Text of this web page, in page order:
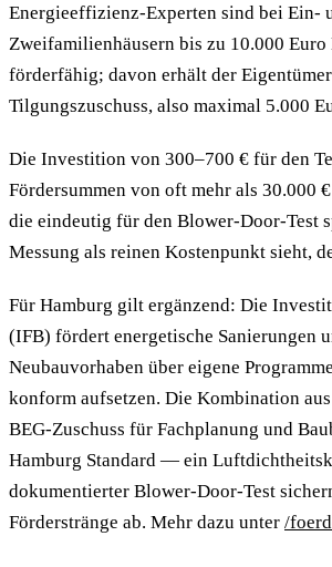
Energieeffizienz-Experten sind bei Ein-
Zweifamilienhäusern bis zu 10.000
förderfähig; davon erhält der
Tilgungszuschuss, also maximal 5.000
Die Investition von 300–700 € für den
Fördersummen von oft mehr als 30.000
die eindeutig für den Blower-Door-Test
Messung als reinen Kostenpunkt sieht,
Für Hamburg gilt ergänzend: Die
(IFB) fördert energetische Sanierungen
Neubauvorhaben über eigene
konform aufsetzen. Die Kombination
BEG-Zuschuss für Fachplanung und
Hamburg Standard — ein
dokumentierter Blower-Door-Test
Förderstränge ab. Mehr dazu unter /